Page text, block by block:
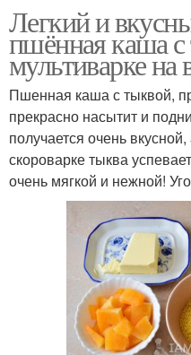
Легкий и
пшённая каша
мультиварке на
Пшенная каша с тыквой,
прекрасно насытит и
получается очень
скороварке тыква
очень мягкой и нежной!